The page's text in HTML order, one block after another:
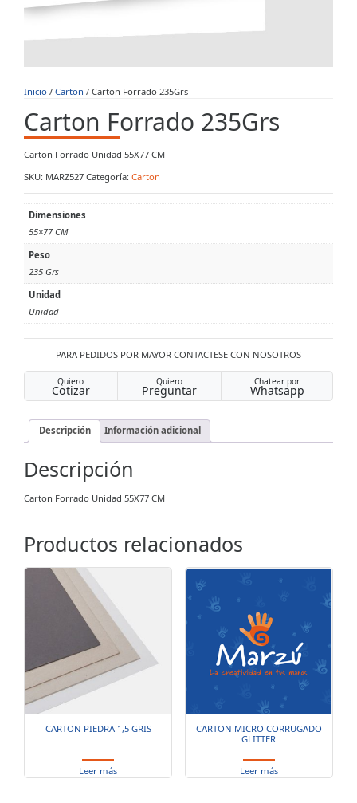
Inicio / Carton / Carton Forrado 235Grs
Carton Forrado 235Grs
Carton Forrado Unidad 55X77 CM
SKU: MARZ527 Categoría: Carton
Dimensiones
55×77 CM
Peso
235 Grs
Unidad
Unidad
PARA PEDIDOS POR MAYOR CONTACTESE CON NOSOTROS
Quiero
Cotizar
Quiero
Preguntar
Chatear por
Whatsapp
Descripción Información adicional
Descripción
Carton Forrado Unidad 55X77 CM
Productos relacionados
CARTON PIEDRA 1,5 GRIS
Leer más
CARTON MICRO CORRUGADO
GLITTER
Leer más